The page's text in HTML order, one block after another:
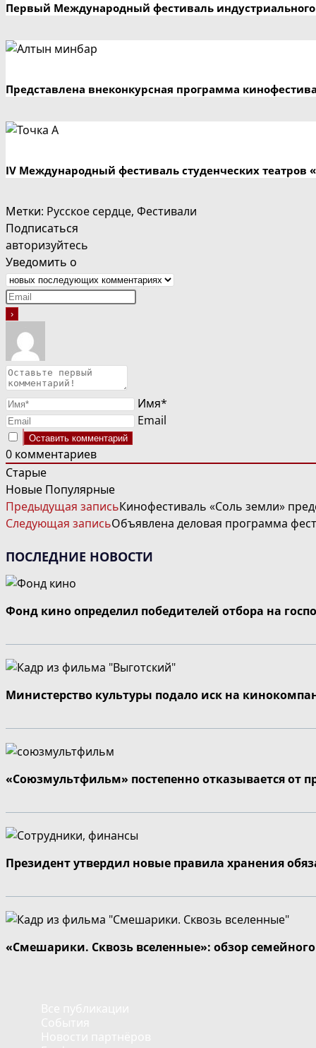
Первый Международный фестиваль
Представлена внеконкурсная программа
IV Международный фестиваль студенческих театров
Метки: Русское сердце, Фестивали
Подписаться
авторизуйтесь
Уведомить о
Имя*
Email
0 комментариев
Старые
Новые Популярные
ЧИТАТЬ
ДАЛЕЕ
СТАТЬИ
Предыдущая записьКинофестиваль «Соль земли»
Следующая записьОбъявлена деловая программа
ПОСЛЕДНИЕ НОВОСТИ
Фонд кино определил победителей отбора на
Министерство культуры подало иск на
«Союзмультфильм» постепенно отказывается от
Президент утвердил новые правила хранения
«Смешарики. Сквозь вселенные»: обзор